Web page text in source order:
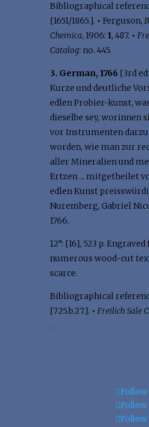
Bibliographical
[1651/1865.]. • Ferguson,
Chemica, 1906: 1, 487. •
Catalog: no. 445.
3. German, 1766 [3rd
Kurze und deutliche
edlen Probier-kunst,
dieselbe sey, worinnen
vor Instrumenten
worden, wie man zur
aller Mineralien und
Ertzen ... mitgetheilet
edlen Kunst
Nuremberg, Gabriel
1766.
12°: [16], 523 p.
numerous wood-cut
scarce.
Bibliographical
[725.b.27.]. • Freilich Sale
.
Follow
Follow
Follow